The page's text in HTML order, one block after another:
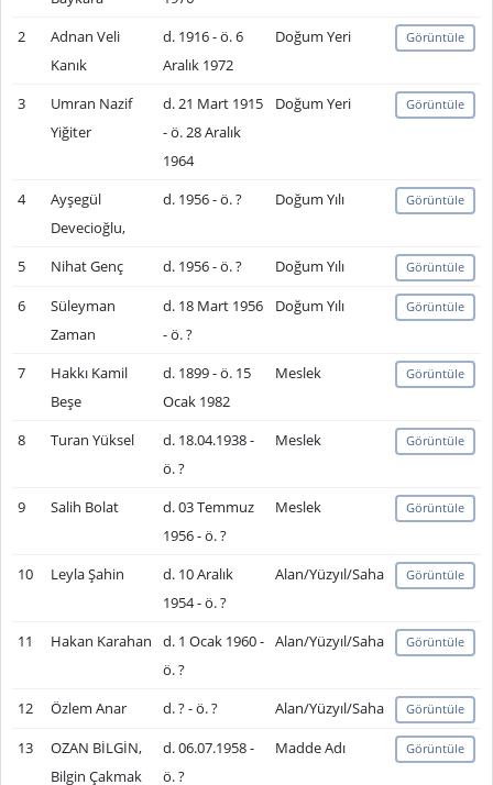
2
Adnan Veli
Kanık
d. 1916 - ö. 6
Aralık 1972
Doğum Yeri Görüntüle
3
Umran Nazif
Yiğiter
d. 21 Mart 1915
- ö. 28 Aralık
1964
Doğum Yeri Görüntüle
4
Ayşegül
Devecioğlu,
d. 1956 - ö. ? Doğum Yılı Görüntüle
5 Nihat Genç d. 1956 - ö. ? Doğum Yılı Görüntüle
6
Süleyman
Zaman
d. 18 Mart 1956
- ö. ?
Doğum Yılı Görüntüle
7
Hakkı Kamil
Beşe
d. 1899 - ö. 15
Ocak 1982
Meslek Görüntüle
8 Turan Yüksel
d. 18.04.1938 -
ö. ?
Meslek Görüntüle
9 Salih Bolat
d. 03 Temmuz
1956 - ö. ?
Meslek Görüntüle
10 Leyla Şahin
d. 10 Aralık
1954 - ö. ?
Alan/Yüzyıl/Saha Görüntüle
11 Hakan Karahan
d. 1 Ocak 1960 -
ö. ?
Alan/Yüzyıl/Saha Görüntüle
12 Özlem Anar d. ? - ö. ? Alan/Yüzyıl/Saha Görüntüle
13
OZAN BİLGİN,
Bilgin Çakmak
d. 06.07.1958 -
ö. ?
Madde Adı Görüntüle